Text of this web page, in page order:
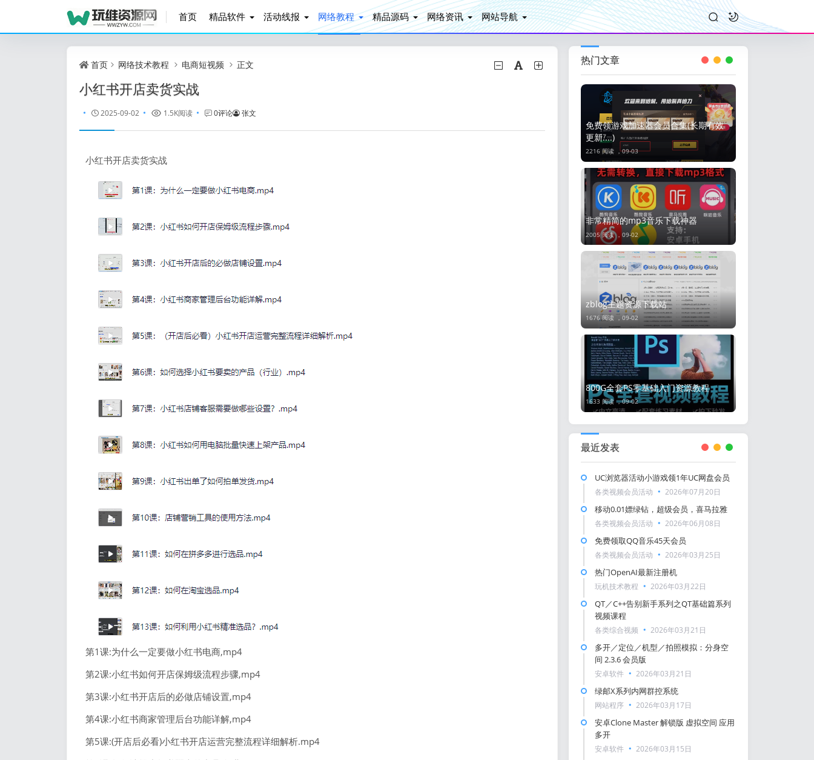
首页 精品软件 活动线报 网络教程 精品源码 网络资讯 网站导航
首页 网络技术教程 电商短视频 正文
小红书开店卖货实战
2025-09-02 1.5K阅读 0评论 张文
小红书开店卖货实战
第1课:为什么一定要做小红书电商,mp4
第2课:小红书如何开店保姆级流程步骤,mp4
第3课:小红书开店后的必做店铺设置,mp4
第4课:小红书商家管理后台功能详解,mp4
第5课:(开店后必看)小红书开店运营完整流程详细解析.mp4
热门文章
免费领游戏加速器会员合集(长期有效
更新....)
2216 阅读 ，09-03
非常精简的mp3音乐下载神器
2005 阅读 ， 09-02
zblog主题资源下载站
1676 阅读 ， 09-02
800G全套PS零基础入门资源教程
1633 阅读 ，09-02
最近发表
UC浏览器活动小游戏领1年UC网盘会员
各类视频会员活动 2026年07月20日
移动0.01嫖绿钻，超级会员，喜马拉雅
各类视频会员活动 2026年06月08日
免费领取QQ音乐45天会员
各类视频会员活动 2026年03月25日
热门OpenAI最新注册机
玩机技术教程 2026年03月22日
QT／C++告别新手系列之QT基础篇系列
视频课程
各类综合视频 2026年03月21日
多开／定位／机型／拍照模拟：分身空
间 2.3.6 会员版
安卓软件 2026年03月21日
绿邮X系列内网群控系统
网站程序 2026年03月17日
安卓Clone Master 解锁版 虚拟空间 应用
多开
安卓软件 2026年03月15日